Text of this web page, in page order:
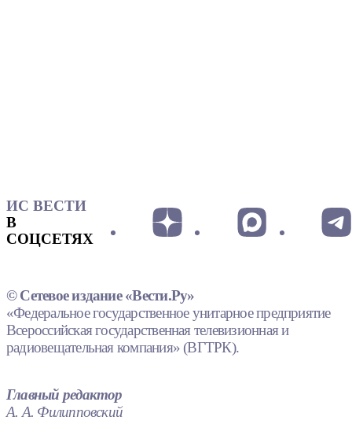
ИС ВЕСТИ
В
СОЦСЕТЯХ
© Сетевое издание «Вести.Ру»
«Федеральное государственное унитарное предприятие
Всероссийская государственная телевизионная и
радиовещательная компания» (ВГТРК).
Главный редактор
А. А. Филипповский